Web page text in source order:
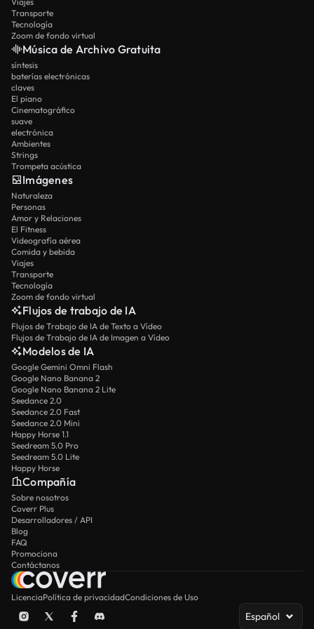
Transporte
Tecnología
Zoom de fondo virtual
Música de Archivo Gratuita
síntesis
baterías electrónicas
claves
El piano
Cinematográfico
suave
electrónica
Ambientes
Strings
Trompeta acústica
Imágenes
Naturaleza
Personas
Amor y Relaciones
El Fitness
Videografía aérea
Comida y bebida
Viajes
Transporte
Tecnología
Zoom de fondo virtual
Flujos de trabajo de IA
Flujos de Trabajo de IA de Texto a Vídeo
Flujos de Trabajo de IA de Imagen a Vídeo
Modelos de IA
Google Gemini Omni Flash
Google Nano Banana 2
Google Nano Banana 2 Lite
Seedance 2.0
Seedance 2.0 Fast
Seedance 2.0 Mini
Happy Horse 1.1
Seedream 5.0 Pro
Seedream 5.0 Lite
Happy Horse
Compañía
Sobre nosotros
Coverr Plus
Desarrolladores / API
Blog
FAQ
Promociona
Contáctanos
LicenciaPolítica de privacidadCondiciones de Uso
Español